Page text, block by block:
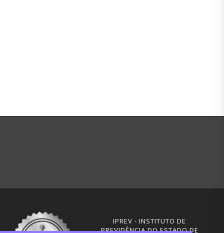
IPREV - INSTITUTO DE
PREVIDÊNCIA DO ESTADO DE